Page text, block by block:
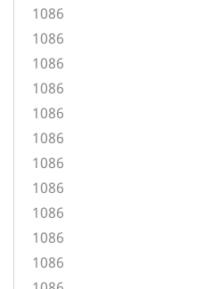
1086
1086
1086
1086
1086
1086
1086
1086
1086
1086
1086